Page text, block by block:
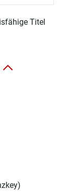
Titel